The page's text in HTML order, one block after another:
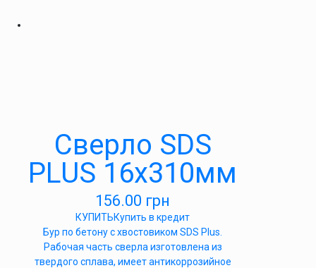
Сверло SDS
PLUS 16х310мм
156.00 грн
КУПИТЬКупить в кредит
Бур по бетону с хвостовиком SDS Plus.
Рабочая часть сверла изготовлена из
твердого сплава, имеет антикоррозийное